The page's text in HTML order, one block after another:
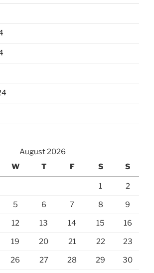
August 2026
W T F S S
1 2
5 6 7 8 9
12 13 14 15 16
19 20 21 22 23
26 27 28 29 30